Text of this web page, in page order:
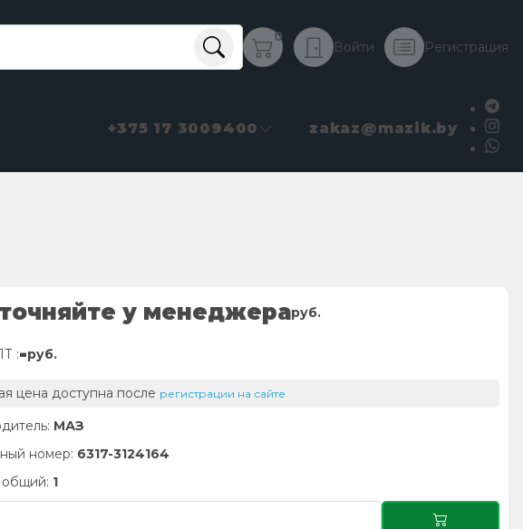
0
Войти Регистрация
+375 17 3009400 zakaz@mazik.by
у менеджераруб.
:-руб.
цена доступна после регистрации на сайте
МАЗ
номер: 6317-3124164
общий: 1